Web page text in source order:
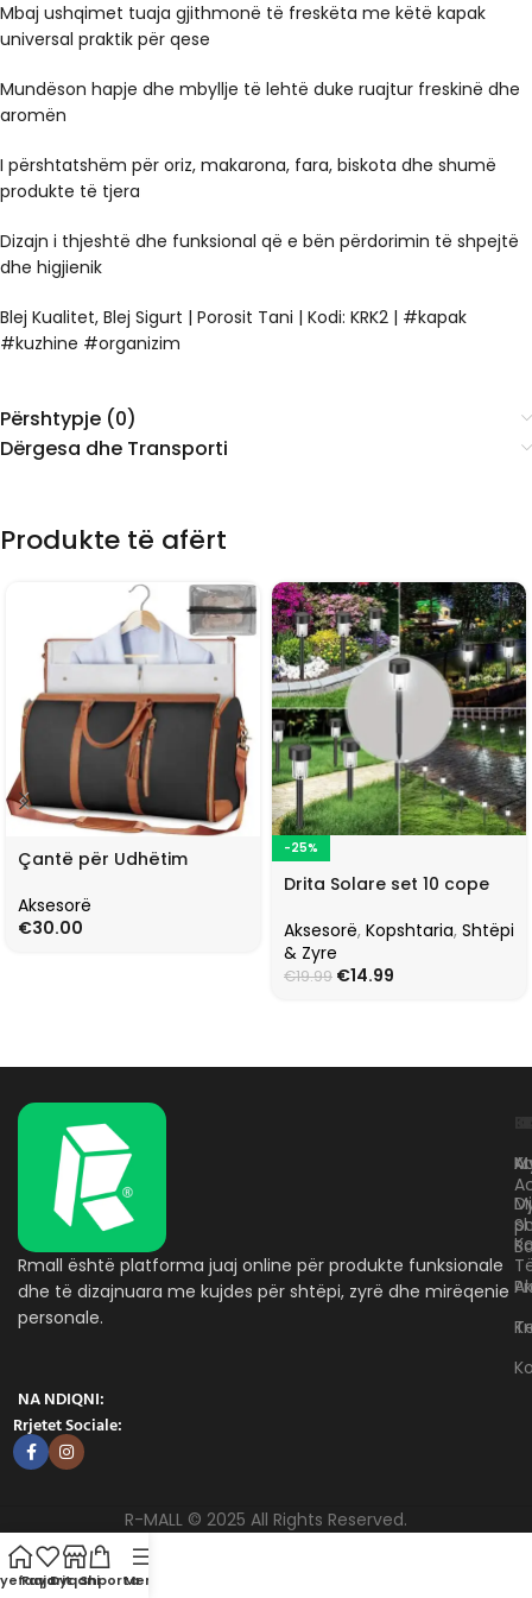
Mbaj ushqimet tuaja gjithmonë të freskëta me këtë kapak
universal praktik për qese
Mundëson hapje dhe mbyllje të lehtë duke ruajtur freskinë dhe
aromën
I përshtatshëm për oriz, makarona, fara, biskota dhe shumë
produkte të tjera
Dizajn i thjeshtë dhe funksional që e bën përdorimin të shpejtë
dhe higjienik
Blej Kualitet, Blej Sigurt | Porosit Tani | Kodi: KRK2 | #kapak
#kuzhine #organizim
Përshtypje (0)
Dërgesa dhe Transporti
Produkte të afërt
Çantë për Udhëtim
Aksesorë
€30.00
-25%
Drita Solare set 10 cope
Aksesorë, Kopshtaria, Shtëpi
& Zyre
€19.99 €14.99
Rmall është platforma juaj online për produkte funksionale
dhe të dizajnuara me kujdes për shtëpi, zyrë dhe mirëqenie
personale.
NA NDIQNI:
Rrjetet Sociale:
R-MALL © 2025 All Rights Reserved.
FavoritDyqaniShportaMenu